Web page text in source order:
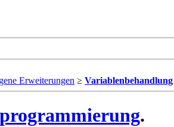
Erweiterungen ≥ Variablenbehandlung
.